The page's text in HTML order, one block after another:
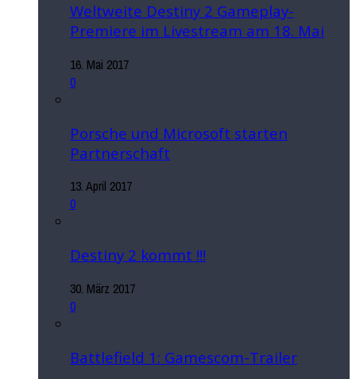
Weltweite Destiny 2 Gameplay-
Premiere im Livestream am 18. Mai
16. Mai 2017
0
Porsche und Microsoft starten
Partnerschaft
13. April 2017
0
Destiny 2 kommt !!!
30. März 2017
0
Battlefield 1: Gamescom-Trailer